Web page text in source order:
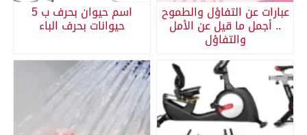
عبارات عن التفاؤل والطموح
.. أجمل ما قيل عن الأمل
والتفاؤل
اسم حيوان بحرف ب 5
حيوانات بحرف الباء